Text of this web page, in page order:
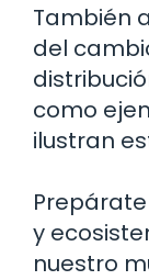
También
del
como
ilustran
y
nuestro